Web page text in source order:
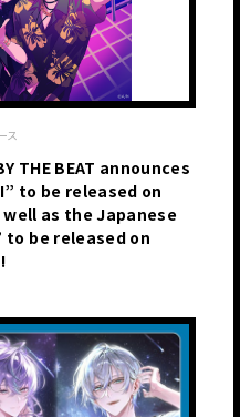
ス
THE BEAT announces
to be released on
well as the Japanese
to be released on